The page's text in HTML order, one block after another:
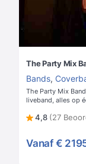
The Party Mix
Bands,
The Party Mix
liveband, alles op
4,8 (27
Vanaf €